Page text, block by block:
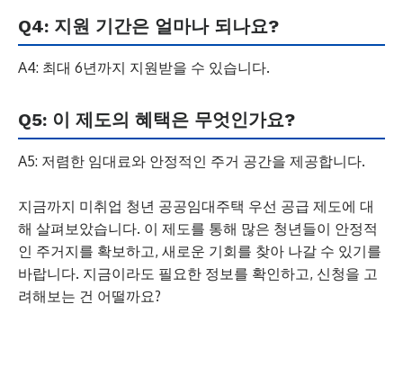
Q4: 지원 기간은 얼마나 되나요?
A4: 최대 6년까지 지원받을 수 있습니다.
Q5: 이 제도의 혜택은 무엇인가요?
A5: 저렴한 임대료와 안정적인 주거 공간을 제공합니다.
지금까지 미취업 청년 공공임대주택 우선 공급 제도에 대
해 살펴보았습니다. 이 제도를 통해 많은 청년들이 안정적
인 주거지를 확보하고, 새로운 기회를 찾아 나갈 수 있기를
바랍니다. 지금이라도 필요한 정보를 확인하고, 신청을 고
려해보는 건 어떨까요?